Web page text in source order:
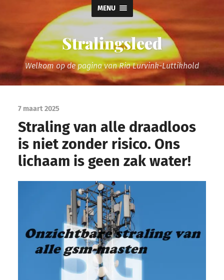
MENU
Stralingsleed
Welkom op de pagina van Ria Lurvink-Luttikhold
7 maart 2025
Straling van alle draadloos
is niet zonder risico. Ons
lichaam is geen zak water!